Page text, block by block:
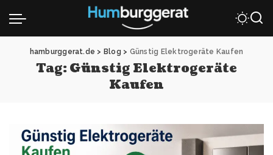
hamburggerat.de > Blog > Günstig Elektrogeräte Kaufen
Tag:Günstig Elektrogeräte
Kaufen